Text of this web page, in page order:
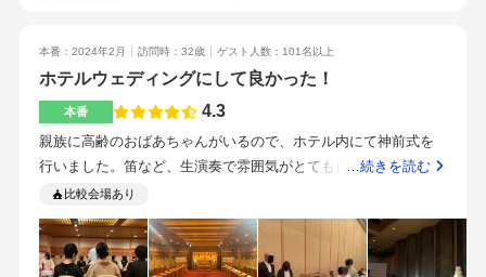
れており、演出面でも柔軟に対応してもらえそうな印象を受け
ました。やりたい演出があれば相談次第で実現できる可能性が
あり、自分たちらしい披露宴を作り上げたい方にも向いている
と感じます。
良いです。公式からがベストレートとのことでしたが、それは
感じなかったです、というかベストレートなのかわかりません
でした。
本番：2024年2月 訪問時：32歳 ゲスト人数：101名以上
ホテルウェディングにして良かった！
本番 4.3
親族に高齢のおばあちゃんがいるので、ホテル内にて神前式を
行いました。笛など、生演奏で雰囲気がとても良かったです。
天井の高さや広さはホテル一室で執り行っている感じでした。
天井が高く、広々した和風の雰囲気です。会場内の色合いは、
テーブルクロスのカラーで雰囲気はがらりと変わると思いま
す。わたしたちはネイビーにしました。残念だなーと思った点
…続きを読む
比較会場あり